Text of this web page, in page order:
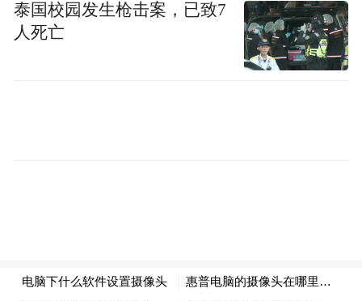
学们表示最诚挚的祝贺！
回首过去的一学年，在全体师生的共同努力
——它告诉我们：唯有奋进，才能收获；唯
泰国校园发生枪击案，已致7
人死亡